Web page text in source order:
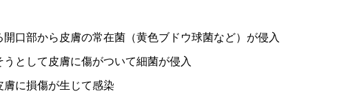
口部から皮膚の常在菌（黄色ブドウ球菌など）が侵入
として皮膚に傷がついて細菌が侵入
に損傷が生じて感染